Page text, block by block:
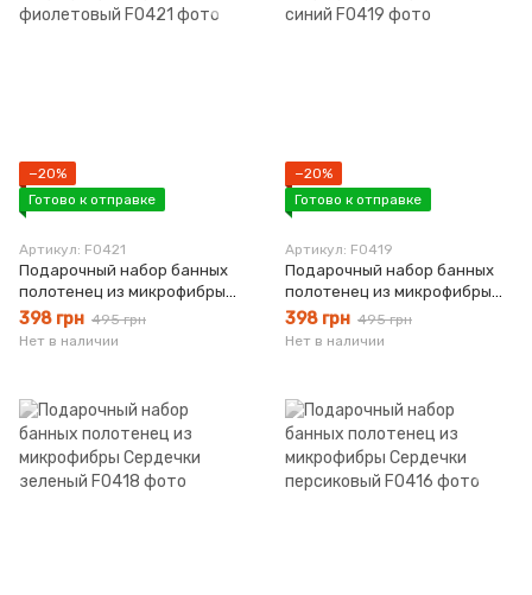
−20%
Готово к отправке
Артикул: F0421
Подарочный набор банных
полотенец из микрофибры
Сердечки фиолетовый
398 грн 495 грн
Нет в наличии
−20%
Готово к отправке
Артикул: F0419
Подарочный набор банных
полотенец из микрофибры
Сердечки синий
398 грн 495 грн
Нет в наличии